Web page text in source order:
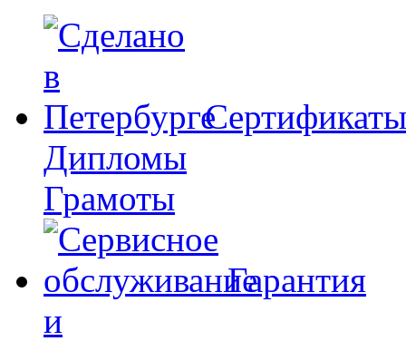
Сертификаты
Дипломы
Грамоты
Гарантия
и